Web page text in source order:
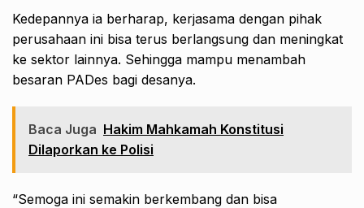
Kedepannya ia berharap, kerjasama dengan pihak
perusahaan ini bisa terus berlangsung dan meningkat
ke sektor lainnya. Sehingga mampu menambah
besaran PADes bagi desanya.
Baca Juga Hakim Mahkamah Konstitusi
Dilaporkan ke Polisi
“Semoga ini semakin berkembang dan bisa